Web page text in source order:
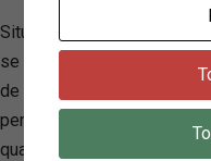
Situé au cœur de Saint-
se distingue par son
de chaque femme à
personnalisés. Fort d’une
qualifiées et passionnées,